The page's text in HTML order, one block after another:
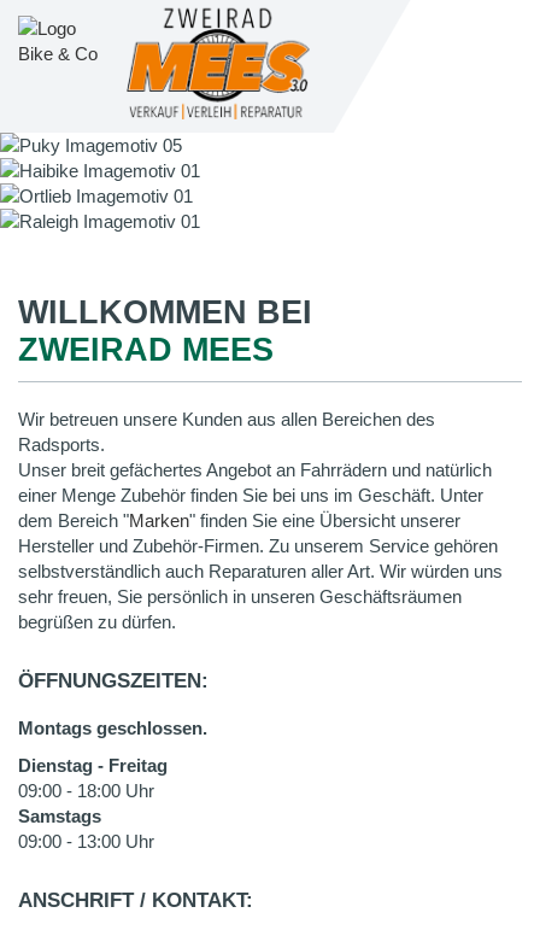
WILLKOMMEN BEI
ZWEIRAD MEES
Wir betreuen unsere Kunden aus allen Bereichen des
Radsports.
Unser breit gefächertes Angebot an Fahrrädern und natürlich
einer Menge Zubehör finden Sie bei uns im Geschäft. Unter
dem Bereich "Marken" finden Sie eine Übersicht unserer
Hersteller und Zubehör-Firmen. Zu unserem Service gehören
selbstverständlich auch Reparaturen aller Art. Wir würden uns
sehr freuen, Sie persönlich in unseren Geschäftsräumen
begrüßen zu dürfen.
ÖFFNUNGSZEITEN:
Montags geschlossen.
Dienstag - Freitag
09:00 - 18:00 Uhr
Samstags
09:00 - 13:00 Uhr
ANSCHRIFT / KONTAKT: